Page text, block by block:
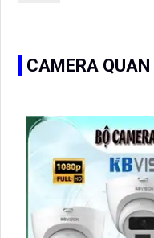
CAMERA